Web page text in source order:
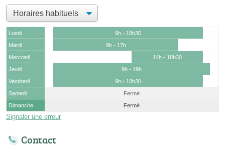
Lundi
9h - 18h30
Mardi
9h - 17h
Mercredi
14h - 18h30
Jeudi
9h - 19h
Vendredi
9h - 18h30
Samedi
Fermé
Dimanche
Fermé
Signaler une erreur
Contact